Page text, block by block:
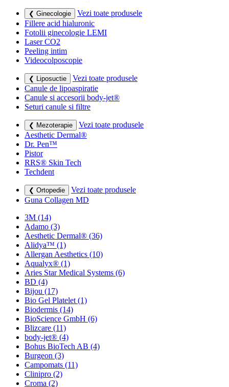
❮ Ginecologie
Vezi toate produsele
Fillere acid hialuronic
Fotolii ginecologie LEMI
Laser CO2
Peeling intim
Videocolposcopie
❮ Liposuctie
Vezi toate produsele
Canule de lipoaspiratie
Canule si accesorii body-jet®
Seturi canule si filtre
❮ Mezoterapie
Vezi toate produsele
Aesthetic Dermal®
Dr. Pen™
Pistor
RRS® Skin Tech
Techdent
❮ Ortopedie
Vezi toate produsele
Guna Collagen MD
3M (14)
Adamo (3)
Aesthetic Dermal® (36)
Alidya™ (1)
Allergan Aesthetics (10)
Aqualyx® (1)
Aries Star Medical Systems (6)
BD (4)
Bijou (17)
Bio Gel Platelet (1)
Biodermis (14)
BioScience GmbH (6)
Blizcare (11)
body-jet® (4)
Bohus BioTech AB (4)
Burgeon (3)
Campomats (11)
Clinipro (2)
Croma (2)